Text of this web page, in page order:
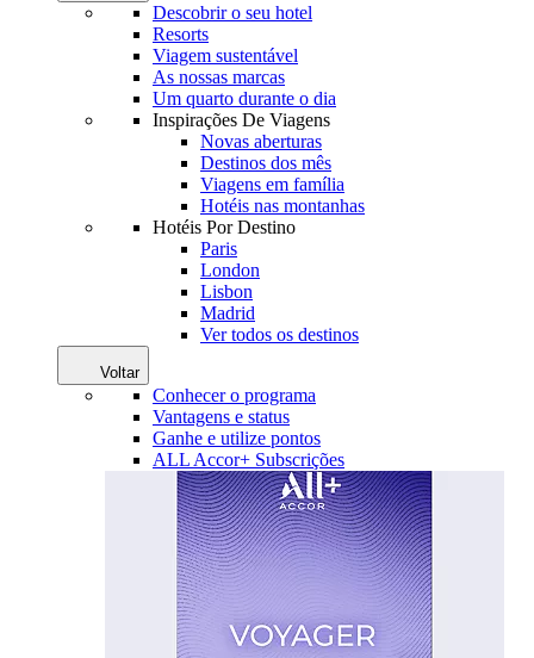
Descobrir o seu hotel
Resorts
Viagem sustentável
As nossas marcas
Um quarto durante o dia
Inspirações De Viagens
Novas aberturas
Destinos dos mês
Viagens em família
Hotéis nas montanhas
Hotéis Por Destino
Paris
London
Lisbon
Madrid
Ver todos os destinos
Voltar
Conhecer o programa
Vantagens e status
Ganhe e utilize pontos
ALL Accor+ Subscrições